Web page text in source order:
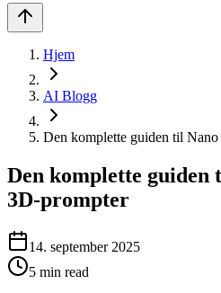
Hjem
AI Blogg
Den komplette guiden til
Den komplette guiden
3D-prompter
14. september 2025
5 min read